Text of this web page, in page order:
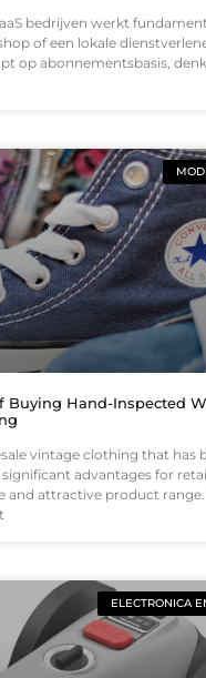
bedrijven werkt
of een lokale
op abonnementsbasis,
Buying Hand-Inspected
vintage clothing that has
advantages for
and attractive product range.
ELECTRONICA